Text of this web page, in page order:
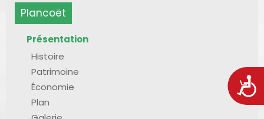
Plancoët
Présentation
Histoire
Patrimoine
Économie
Plan